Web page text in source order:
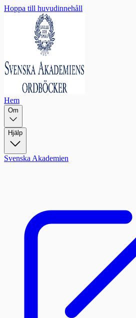
Hoppa till huvudinnehåll
Hem
Om
Hjälp
Svenska Akademien